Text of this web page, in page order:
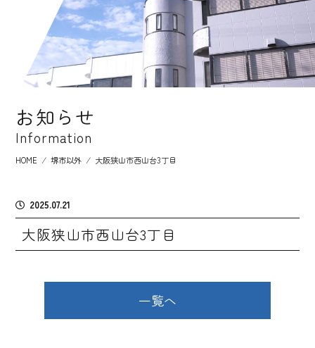
お知らせ
Information
HOME ⁄ 堺市以外 ⁄ 大阪狭山市西山台3丁目
2025.07.21
大阪狭山市西山台3丁目
一覧へ